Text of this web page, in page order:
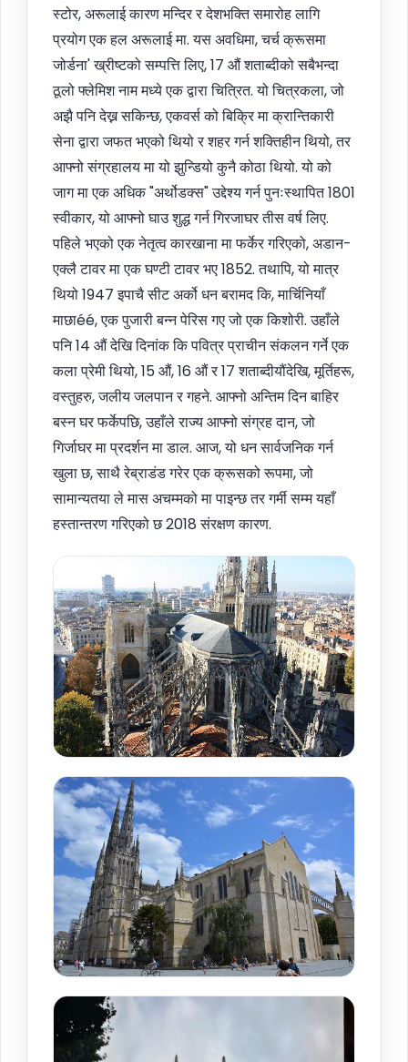
स्टोर, अरूलाई कारण मन्दिर र देशभक्ति समारोह लागि
प्रयोग एक हल अरूलाई मा. यस अवधिमा, चर्च क्रूसमा
जोर्डना' ख्रीष्टको सम्पत्ति लिए, 17 औं शताब्दीको सबैभन्दा
ठूलो फ्लेमिश नाम मध्ये एक द्वारा चित्रित. यो चित्रकला, जो
अझै पनि देख्न सकिन्छ, एकवर्स को बिक्रि मा क्रान्तिकारी
सेना द्वारा जफत भएको थियो र शहर गर्न शक्तिहीन थियो, तर
आफ्नो संग्रहालय मा यो झुन्डियो कुनै कोठा थियो. यो को
जाग मा एक अधिक "अर्थोडक्स" उद्देश्य गर्न पुनःस्थापित 1801
स्वीकार, यो आफ्नो घाउ शुद्ध गर्न गिरजाघर तीस वर्ष लिए.
पहिले भएको एक नेतृत्व कारखाना मा फर्केर गरिएको, अडान-
एक्लै टावर मा एक घण्टी टावर भए 1852. तथापि, यो मात्र
थियो 1947 इपाचै सीट अर्को धन बरामद कि, मार्चिनियाँ
माछाéé, एक पुजारी बन्न पेरिस गए जो एक किशोरी. उहाँले
पनि 14 औं देखि दिनांक कि पवित्र प्राचीन संकलन गर्ने एक
कला प्रेमी थियो, 15 औं, 16 औं र 17 शताब्दीयौंदेखि, मूर्तिहरू,
वस्तुहरु, जलीय जलपान र गहने. आफ्नो अन्तिम दिन बाहिर
बस्न घर फर्केपछि, उहाँले राज्य आफ्नो संग्रह दान, जो
गिर्जाघर मा प्रदर्शन मा डाल. आज, यो धन सार्वजनिक गर्न
खुला छ, साथै रेब्राडंड गरेर एक क्रूसको रूपमा, जो
सामान्यतया ले मास अचम्मको मा पाइन्छ तर गर्मी सम्म यहाँ
हस्तान्तरण गरिएको छ 2018 संरक्षण कारण.